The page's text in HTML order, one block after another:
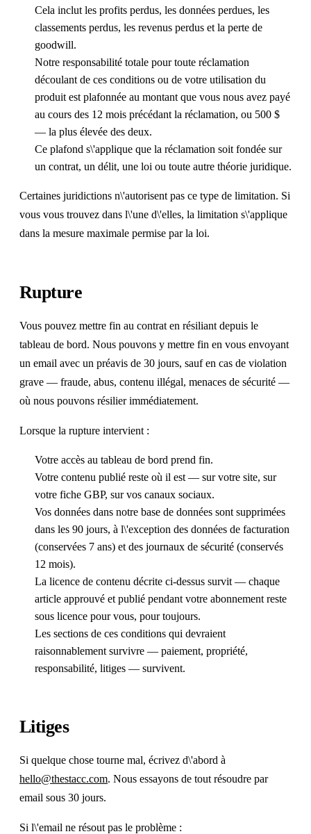
Cela inclut les profits perdus, les données perdues, les
classements perdus, les revenus perdus et la perte de
goodwill.
Notre responsabilité totale pour toute réclamation
découlant de ces conditions ou de votre utilisation du
produit est plafonnée au montant que vous nous avez payé
au cours des 12 mois précédant la réclamation, ou 500 $
— la plus élevée des deux.
Ce plafond s\'applique que la réclamation soit fondée sur
un contrat, un délit, une loi ou toute autre théorie juridique.
Certaines juridictions n\'autorisent pas ce type de limitation. Si
vous vous trouvez dans l\'une d\'elles, la limitation s\'applique
dans la mesure maximale permise par la loi.
Rupture
Vous pouvez mettre fin au contrat en résiliant depuis le
tableau de bord. Nous pouvons y mettre fin en vous envoyant
un email avec un préavis de 30 jours, sauf en cas de violation
grave — fraude, abus, contenu illégal, menaces de sécurité —
où nous pouvons résilier immédiatement.
Lorsque la rupture intervient :
Votre accès au tableau de bord prend fin.
Votre contenu publié reste où il est — sur votre site, sur
votre fiche GBP, sur vos canaux sociaux.
Vos données dans notre base de données sont supprimées
dans les 90 jours, à l\'exception des données de facturation
(conservées 7 ans) et des journaux de sécurité (conservés
12 mois).
La licence de contenu décrite ci-dessus survit — chaque
article approuvé et publié pendant votre abonnement reste
sous licence pour vous, pour toujours.
Les sections de ces conditions qui devraient
raisonnablement survivre — paiement, propriété,
responsabilité, litiges — survivent.
Litiges
Si quelque chose tourne mal, écrivez d\'abord à
hello@thestacc.com. Nous essayons de tout résoudre par
email sous 30 jours.
Si l\'email ne résout pas le problème :